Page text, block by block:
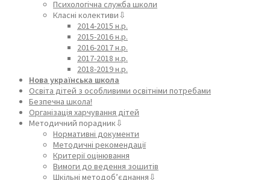
Психологічна служба школи
Класні колективи⇩
2014-2015 н.р.
2015-2016 н.р.
2016-2017 н.р.
2017-2018 н.р.
2018-2019 н.р.
Нова українська школа
Освіта дітей з особливими освітніми потребами
Безпечна школа!
Організація харчування дітей
Методичний порадник⇩
Нормативні документи
Методичні рекомендації
Критерії оцінювання
Вимоги до ведення зошитів
Шкільні методоб’єднання⇩